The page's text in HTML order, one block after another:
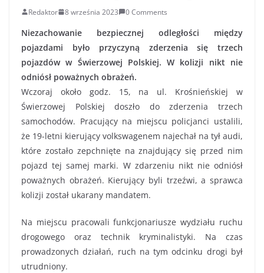
Redaktor 8 września 2023 0 Comments
Niezachowanie bezpiecznej odległości między
pojazdami było przyczyną zderzenia się trzech
pojazdów w Świerzowej Polskiej. W kolizji nikt nie
odniósł poważnych obrażeń.
Wczoraj około godz. 15, na ul. Krośnieńskiej w
Świerzowej Polskiej doszło do zderzenia trzech
samochodów. Pracujący na miejscu policjanci ustalili,
że 19-letni kierujący volkswagenem najechał na tył audi,
które zostało zepchnięte na znajdujący się przed nim
pojazd tej samej marki. W zdarzeniu nikt nie odniósł
poważnych obrażeń. Kierujący byli trzeźwi, a sprawca
kolizji został ukarany mandatem.
Na miejscu pracowali funkcjonariusze wydziału ruchu
drogowego oraz technik kryminalistyki. Na czas
prowadzonych działań, ruch na tym odcinku drogi był
utrudniony.